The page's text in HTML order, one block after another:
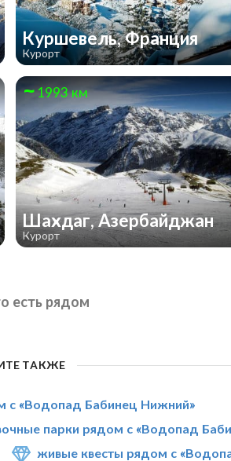
Куршевель, Франция
Курорт
1993 км
Шахдаг, Азербайджан
Курорт
есть рядом
ТАКЖЕ
с «Водопад Бабинец Нижний»
парки рядом с «Водопад
живые квесты рядом с